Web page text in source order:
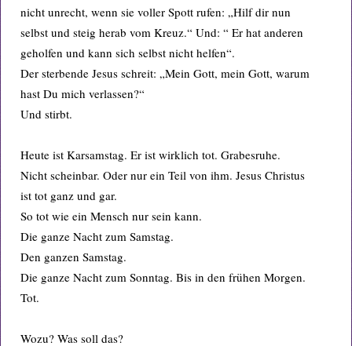
nicht unrecht, wenn sie voller Spott rufen: „Hilf dir nun
selbst und steig herab vom Kreuz.“ Und: “ Er hat anderen
geholfen und kann sich selbst nicht helfen“.
Der sterbende Jesus schreit: „Mein Gott, mein Gott, warum
hast Du mich verlassen?“
Und stirbt.
Heute ist Karsamstag. Er ist wirklich tot. Grabesruhe.
Nicht scheinbar. Oder nur ein Teil von ihm. Jesus Christus
ist tot ganz und gar.
So tot wie ein Mensch nur sein kann.
Die ganze Nacht zum Samstag.
Den ganzen Samstag.
Die ganze Nacht zum Sonntag. Bis in den frühen Morgen.
Tot.
Wozu? Was soll das?